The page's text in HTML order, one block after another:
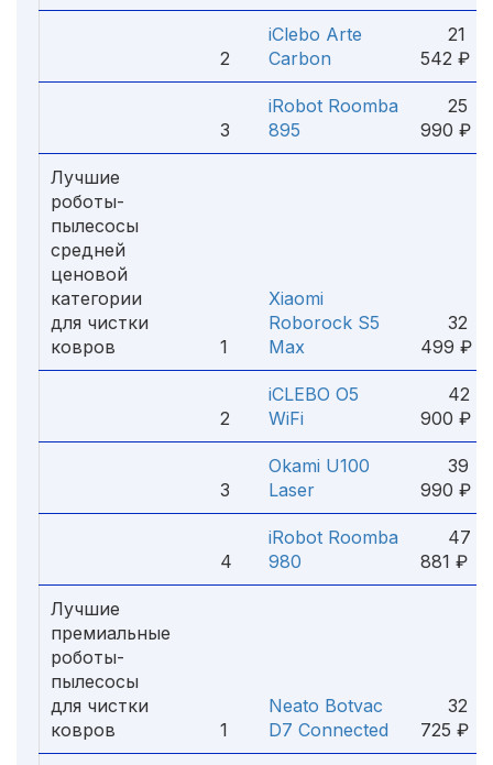
2
iClebo Arte
Carbon
21
542 ₽
3
iRobot Roomba
895
25
990 ₽
Лучшие
роботы-
пылесосы
средней
ценовой
категории
для чистки
ковров
1
Xiaomi
Roborock S5
Max
32
499 ₽
2
iCLEBO O5
WiFi
42
900 ₽
3
Okami U100
Laser
39
990 ₽
4
iRobot Roomba
980
47
881 ₽
Лучшие
премиальные
роботы-
пылесосы
для чистки
ковров
1
Neato Botvac
D7 Connected
32
725 ₽